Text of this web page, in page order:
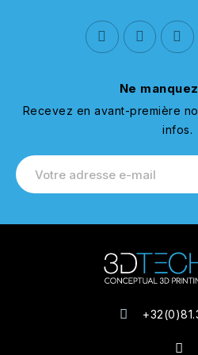
Ne
Recevez en avant-première
infos.